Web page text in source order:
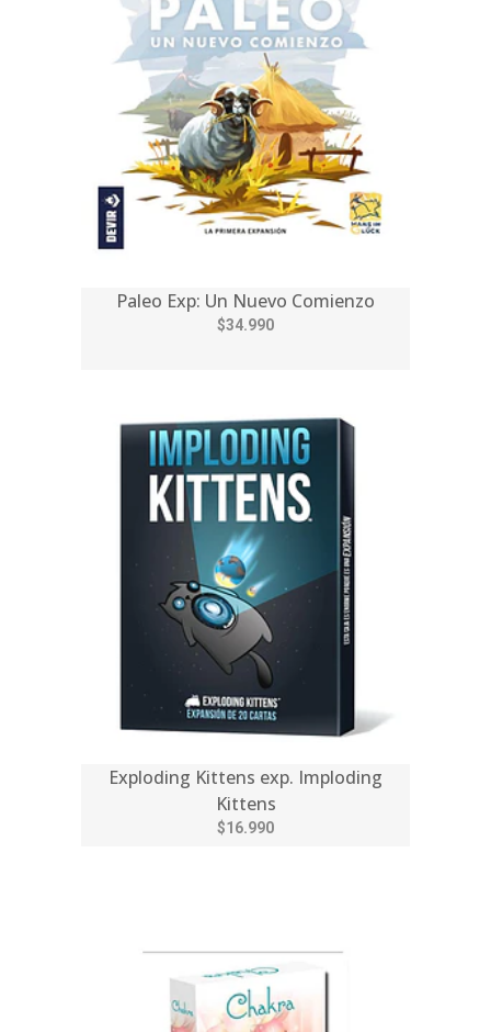
Paleo Exp: Un Nuevo Comienzo
$34.990
Exploding Kittens exp. Imploding
Kittens
$16.990